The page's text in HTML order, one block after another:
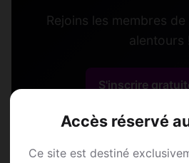
Accès réservé
Ce site est destiné
Rejoins les membres
alentours !
S'inscrire